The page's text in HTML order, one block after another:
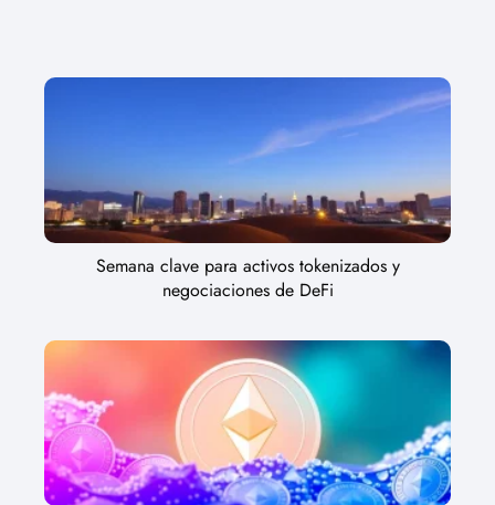
Semana clave para activos tokenizados y
negociaciones de DeFi